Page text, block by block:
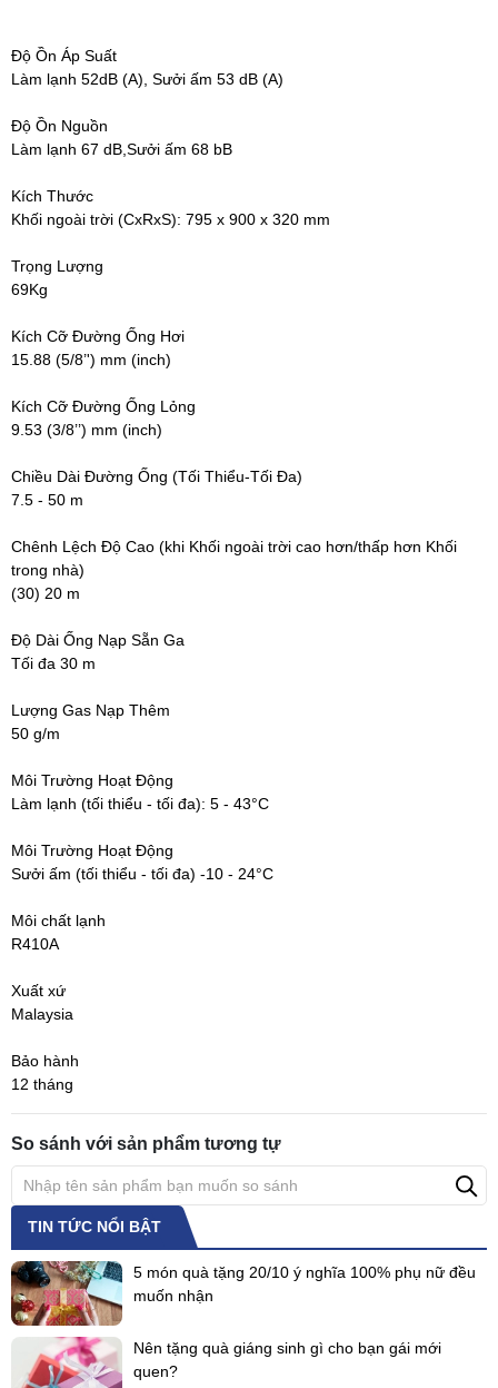
Độ Ồn Áp Suất
Làm lạnh 52dB (A), Sưởi ấm 53 dB (A)
Độ Ồn Nguồn
Làm lạnh 67 dB,Sưởi ấm 68 bB
Kích Thước
Khối ngoài trời (CxRxS): 795 x 900 x 320 mm
Trọng Lượng
69Kg
Kích Cỡ Đường Ống Hơi
15.88 (5/8’') mm (inch)
Kích Cỡ Đường Ống Lỏng
9.53 (3/8’’) mm (inch)
Chiều Dài Đường Ống (Tối Thiểu-Tối Đa)
7.5 - 50 m
Chênh Lệch Độ Cao (khi Khối ngoài trời cao hơn/thấp hơn Khối
trong nhà)
(30) 20 m
Độ Dài Ống Nạp Sẵn Ga
Tối đa 30 m
Lượng Gas Nạp Thêm
50 g/m
Môi Trường Hoạt Động
Làm lạnh (tối thiểu - tối đa): 5 - 43°C
Môi Trường Hoạt Động
Sưởi ấm (tối thiểu - tối đa) -10 - 24°C
Môi chất lạnh
R410A
Xuất xứ
Malaysia
Bảo hành
12 tháng
So sánh với sản phẩm tương tự
TIN TỨC NỔI BẬT
5 món quà tặng 20/10 ý nghĩa 100% phụ nữ đều
muốn nhận
Nên tặng quà giáng sinh gì cho bạn gái mới
quen?